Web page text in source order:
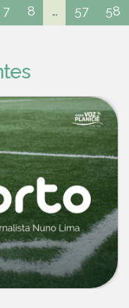
7 8 ... 57 58